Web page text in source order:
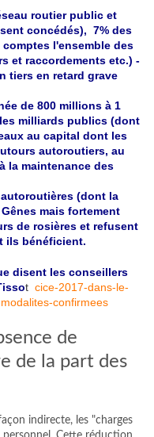
routier public et
concédés), 7% des
l'ensemble des
et raccordements etc.) -
tiers en retard grave
de 800 millions à 1
milliards publics (dont
au capital dont les
autoroutiers, au
la maintenance des
(dont la
mais fortement
de rosières et refusent
ils bénéficient.
disent les conseillers
t cice-2017-dans-le-
confirmees
de
de la part des
indirecte, les "charges